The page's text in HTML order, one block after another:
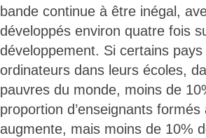
bande continue à être inégal,
développés environ quatre fois
développement. Si certains
ordinateurs dans leurs écoles,
pauvres du monde, moins de
proportion d’enseignants
augmente, mais moins de 10%